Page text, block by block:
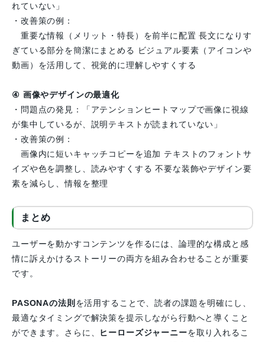
れていない」
・改善策の例：
重要な情報（メリット・特長）を前半に配置 長文になりす
ぎている部分を簡潔にまとめる ビジュアル要素（アイコンや
動画）を活用して、視覚的に理解しやすくする
④ 画像やデザインの最適化
・問題点の発見：「アテンションヒートマップで画像に視線
が集中しているが、説明テキストが読まれていない」
・改善策の例：
画像内に短いキャッチコピーを追加 テキストのフォントサ
イズや色を調整し、読みやすくする 不要な装飾やデザイン要
素を減らし、情報を整理
まとめ
ユーザーを動かすコンテンツを作るには、論理的な構成と感
情に訴えかけるストーリーの両方を組み合わせることが重要
です。
PASONAの法則 を活用することで、読者の課題を明確にし、
最適なタイミングで解決策を提示しながら行動へと導くこと
ができます。さらに、 ヒーローズジャーニーを取り入れるこ